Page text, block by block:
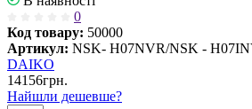
0
Код товару: 50000
Артикул: NSK- H07NVR/NSK -
DAIKO
14156грн.
Найшли дешевше?